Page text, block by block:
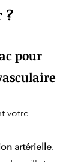
?
pour
votre
artérielle.